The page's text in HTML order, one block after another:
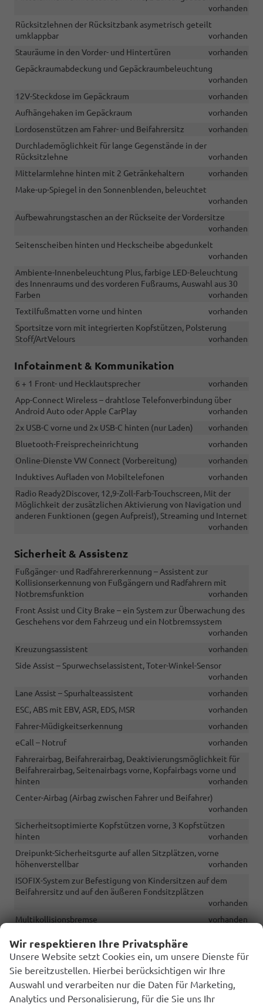
vorhanden
Rücksitzlehnen der Rücksitzbank asymetrisch geteilt
umklappbar
vorhanden
Stauräume in den Vorder- und Hintertüren
vorhanden
Gepäckraumabdeckung und Gepäckraumbeleuchtung
vorhanden
12V-Steckdose im Gepäckraum
vorhanden
Aufhängehaken im Gepäckraum
vorhanden
Lordosenstützen am Fahrer- und Beifahrersitz
vorhanden
Durchlademöglichkeit für lange Gegenstände in der
Rücksitzlehne
vorhanden
Mittelarmlehne hinten mit 2 Getränkehaltern
vorhanden
Make-up-Spiegel in den Sonnenblenden, beleuchtet
vorhanden
Aufbewahrungstaschen an der Rückseite der Vordersitze
vorhanden
Seitenscheiben hinten und Heckscheibe abgedunkelt
vorhanden
Ambiente-Innenbeleuchtung Plus, farbige LED-Beleuchtung
des Innenraums und des vorderen Fußraums, Auswahl aus 30
Farben
vorhanden
Textilfußmatten vorne und hinten
vorhanden
Sportsitze vorn mit integrierten Kopfstützen, Polsterung
Stoff/ArtVelours
vorhanden
Infotainment & Kommunikation
6 + 1 Front- und Hecklautsprecher
vorhanden
App-Connect Wireless – drahtlose Telefonverbindung über
Android Auto oder Apple CarPlay
vorhanden
2x USB-C vorne und 2x USB-C hinten (nur Laden)
vorhanden
Bluetooth-Freisprecheinrichtung
vorhanden
Online-Dienste VW Connect (Vorbereitung)
vorhanden
Induktives Aufladen von Mobiltelefonen
vorhanden
Radio Ready2Discover, 12,9-Zoll-Farb-Touchscreen, Mit der
Möglichkeit der zusätzlichen Aktivierung von Navigation und
anderen Funktionen (gegen Aufpreis!), Streaming und Internet
vorhanden
Sicherheit & Assistenz
Fußgänger- und Radfahrererkennung – Assistent zur
Kollisionserkennung von Fußgängern und Radfahrern mit
Notbremsfunktion
vorhanden
Front Assist und City Brake – ein System zur Überwachung des
Geschehens vor dem Fahrzeug und ein Notbremssystem
vorhanden
Kreuzungsassistent
vorhanden
Side Assist – Spurwechselassistent, Toter-Winkel-Sensor
vorhanden
Lane Assist – Spurhalteassistent
vorhanden
ESC, ABS mit EBV, ASR, EDS, MSR
vorhanden
Fahrer-Müdigkeitserkennung
vorhanden
eCall – Notruf
vorhanden
Fahrerairbag, Beifahrerairbag, Deaktivierungsmöglichkeit für
Beifahrerairbag, Seitenairbags vorne, Kopfairbags vorne und
hinten
vorhanden
Center-Airbag (Airbag zwischen Fahrer und Beifahrer)
vorhanden
Sicherheitsoptimierte Kopfstützen vorne, 3 Kopfstützen
hinten
vorhanden
Dreipunkt-Sicherheitsgurte auf allen Sitzplätzen, vorne
höhenverstellbar
vorhanden
ISOFIX-System zur Befestigung von Kindersitzen auf dem
Beifahrersitz und auf den äußeren Fondsitzplätzen
vorhanden
Multikollisionsbremse
vorhanden
Wegfahrsperre
vorhanden
Verkehrszeichenerkennung
vorhanden
Digitaler Radioempfang DAB+
vorhanden
Parksensoren vorne und hinten mit optischer und akustische
Wir respektieren Ihre Privatsphäre
Unsere Website setzt Cookies ein, um unsere Dienste für
Sie bereitzustellen. Hierbei berücksichtigen wir Ihre
Auswahl und verarbeiten nur die Daten für Marketing,
Analytics und Personalisierung, für die Sie uns Ihr